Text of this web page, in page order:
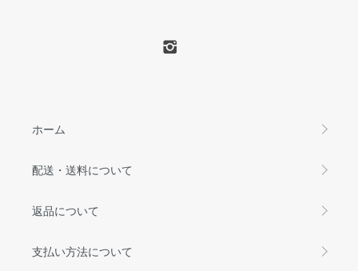
ホーム
配送・送料について
返品について
支払い方法について